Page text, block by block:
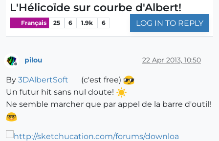
L'Hélicoïde sur courbe d'Albert!
Français 25 6 1.9k 6 LOG IN TO REPLY
pilou 22 Apr 2013, 10:50
By 3DAlbertSoft
(c'est free)
Un futur hit sans nul doute!
Ne semble marcher que par appel de la barre d'outil!